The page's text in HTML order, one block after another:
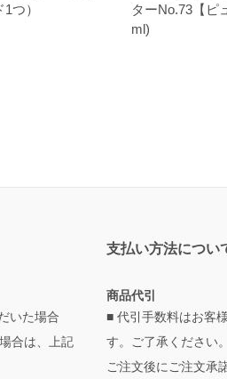
つ）
ターNo.73【ピ
ml)
いた場合
合は、上記
支払い方法につい
商品代引
■ 代引手数料はお客
す。ご了承ください。
ご注文後にご注文承